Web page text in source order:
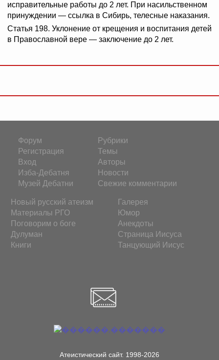
исправительные работы до 2 лет. При насильственном
принуждении — ссылка в Сибирь, телесные наказания.
Статья 198. Уклонение от крещения и воспитания детей
в Православной вере — заключение до 2 лет.
Форум
Регистрация
Вход
Изба-Дебатня
Музей Дебатни
Рубрики
Темы
Авторы
Новости
Свежие комментарии
Новый русский атеизм
Материалы РГО
Поговорим о боге
Дулуман
Книги
Галерея
Юмор
Анекдоты
Страница Иисуса
Танцующий Иисус
Атеистический сайт. 1998-2026